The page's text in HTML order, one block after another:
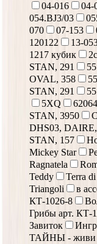
04-016
04-
054.BJ3/03
070
07-153
120122
13-
1217 кубик
STAN, 291
OVAL, 358
STAN, 291
5XQ
62064
STAN, 3950
DHS03,
STAN, 157
Mickey Star
Ragnatela
Teddy
Terra
Triangoli
в
КТ-1026-8
Грибы арт. КТ-
Завиток
ТАЙНЫ - живи